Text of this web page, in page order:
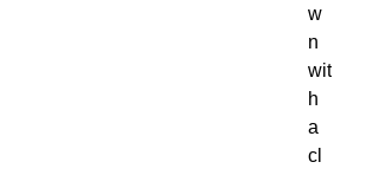
w
n
wit
h
a
cl